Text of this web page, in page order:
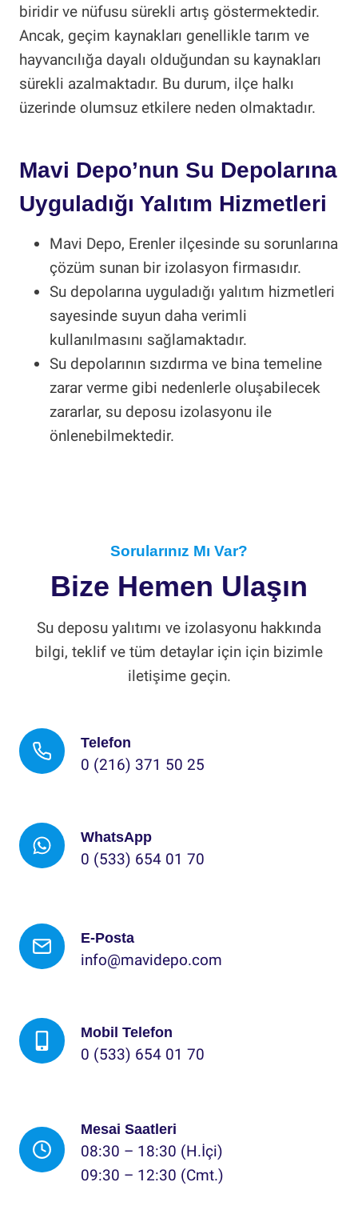
biridir ve nüfusu sürekli artış göstermektedir.
Ancak, geçim kaynakları genellikle tarım ve
hayvancılığa dayalı olduğundan su kaynakları
sürekli azalmaktadır. Bu durum, ilçe halkı
üzerinde olumsuz etkilere neden olmaktadır.
Mavi Depo’nun Su Depolarına
Uyguladığı Yalıtım Hizmetleri
Mavi Depo, Erenler ilçesinde su sorunlarına
çözüm sunan bir izolasyon firmasıdır.
Su depolarına uyguladığı yalıtım hizmetleri
sayesinde suyun daha verimli
kullanılmasını sağlamaktadır.
Su depolarının sızdırma ve bina temeline
zarar verme gibi nedenlerle oluşabilecek
zararlar, su deposu izolasyonu ile
önlenebilmektedir.
Sorularınız Mı Var?
Bize Hemen Ulaşın
Su deposu yalıtımı ve izolasyonu hakkında
bilgi, teklif ve tüm detaylar için için bizimle
iletişime geçin.
Telefon
0 (216) 371 50 25
WhatsApp
0 (533) 654 01 70
E-Posta
info@mavidepo.com
Mobil Telefon
0 (533) 654 01 70
Mesai Saatleri
08:30 – 18:30 (H.İçi)
09:30 – 12:30 (Cmt.)